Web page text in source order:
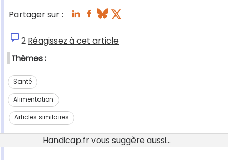
Partager sur :
2 Réagissez à cet article
Thèmes :
Santé
Alimentation
Articles similaires
Handicap.fr vous suggère aussi...